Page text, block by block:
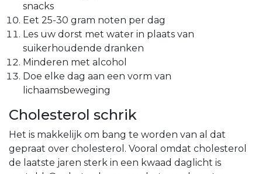
snacks
Eet 25-30 gram noten per dag
Les uw dorst met water in plaats van
suikerhoudende dranken
Minderen met alcohol
Doe elke dag aan een vorm van
lichaamsbeweging
Cholesterol schrik
Het is makkelijk om bang te worden van al dat
gepraat over cholesterol. Vooral omdat cholesterol
de laatste jaren sterk in een kwaad daglicht is